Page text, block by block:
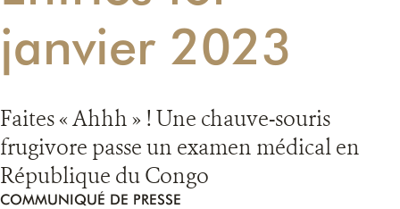
RESSOURCES
janvier 2023
Faites « Ahhh » ! Une chauve-souris
frugivore passe un examen médical en
République du Congo
COMMUNIQUÉ DE PRESSE